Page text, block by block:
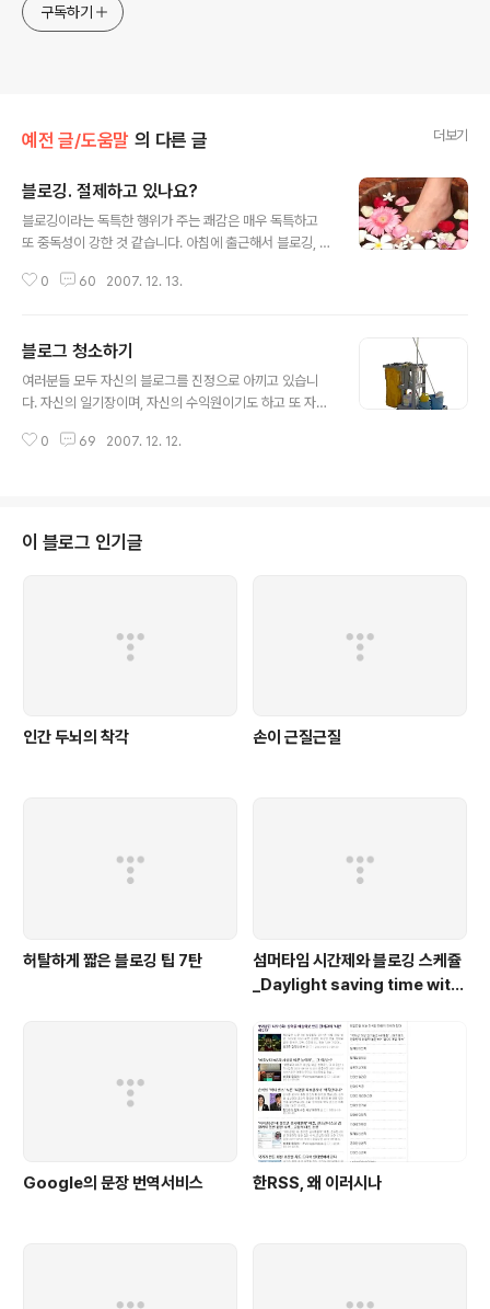
구독하기
예전 글/도움말 의 다른 글 더보기
블로깅. 절제하고 있나요?
블로깅이라는 독특한 행위가 주는 쾌감은 매우 독특하고
또 중독성이 강한 것 같습니다. 아침에 출근해서 블로깅, 일
깅, 술 한잔 마시고나서 블로깅...블로깅을 위한 삶인지 삶
블로깅 역시 마찬가지라고 봅니다. 너무 지나치게 블로깅
에 몰두하다보면 결국 '폐인' 수준까지 가게 됩니다. 하지만
어느 선에서 그만둬야 적당한지 모르기 때문에, 그리고 그
에 맡겨야 합니다. 세계 최고의 Power Blogger라고 자
0 60 2007. 12. 13.
블로그 청소하기
여러분들 모두 자신의 블로그를 진정으로 아끼고 있습니
다. 자신의 일기장이며, 자신의 수익원이기도 하고 또 자신
마치 자기 자식을 키우듯 소중하게 키워나가고 있습니다.
어딘가 지저분한 느낌이 들지는 않나요? 블로그를 한번 청
소해봅시다. 산뜻한 마음으로 블로그 앞에 앉아봅시다. 1.
가지입니다. 내가 가장 좋아하는 색이나..
0 69 2007. 12. 12.
이 블로그 인기글
인간 두뇌의 착각 손이 근질근질
허탈하게 짧은 블로깅 팁 7탄
섬머타임 시간제와 블로깅 스케쥴
_Daylight saving time with
Google의 문장 번역서비스 한RSS, 왜 이러시나